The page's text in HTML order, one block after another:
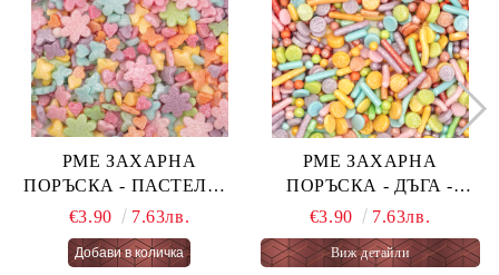
PME ЗАХАРНА
ПОРЪСКА - ПАСТЕЛНА
ОГНЕНА ТОРТА -
PASTEL FAIRY CAKES
66 гр.
€3.90 7.63лв.
PME ЗАХАРНА
ПОРЪСКА - ДЪГА -
€3.90 7.63лв.
Виж детайли